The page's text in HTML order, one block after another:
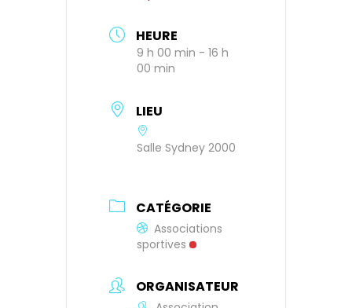
HEURE
9 h 00 min - 16 h
00 min
LIEU
Salle Sydney 2000
CATÉGORIE
Associations
sportives
ORGANISATEUR